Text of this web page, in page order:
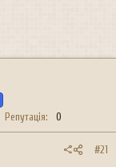
Репутація 0
#21